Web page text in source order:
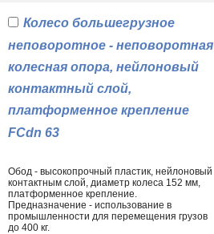
Колесо большегрузное
неповоротное - неповоротная
колесная опора, нейлоновый
контактный слой,
платформенное крепление
FCdn 63
Обод - высокопрочный пластик, нейлоновый
контактным слой, диаметр колеса 152 мм,
платформенное крепление.
Предназначение - использование в
промышленности для перемещения грузов
до 400 кг.